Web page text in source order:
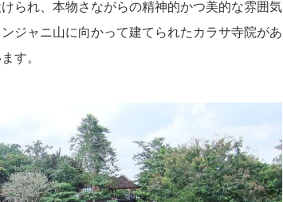
られ、本物さながらの精神的かつ美的な雰囲気
ジャニ山に向かって建てられたカラサ寺院があ
す。